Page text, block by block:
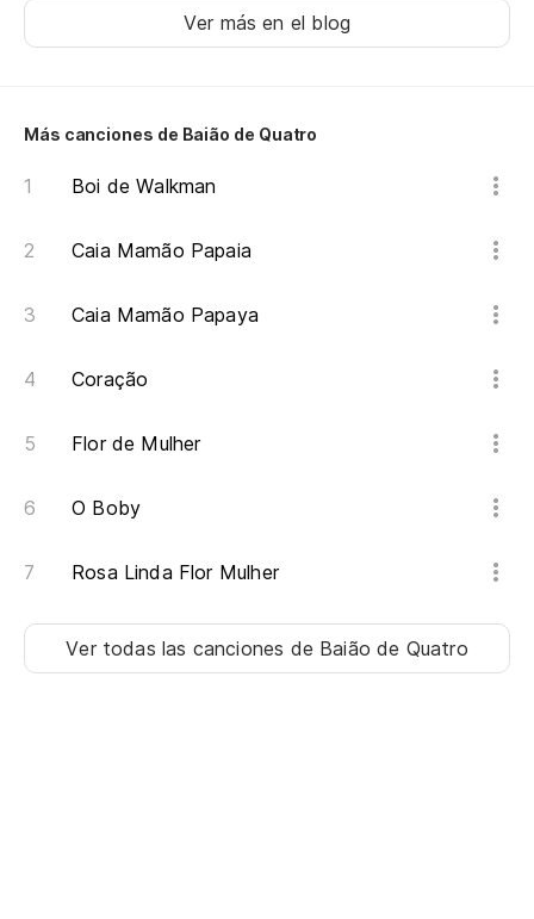
Ver más en el blog
Más canciones de Baião de Quatro
Boi de Walkman
Caia Mamão Papaia
Caia Mamão Papaya
Coração
Flor de Mulher
O Boby
Rosa Linda Flor Mulher
Ver todas las canciones de Baião de Quatro